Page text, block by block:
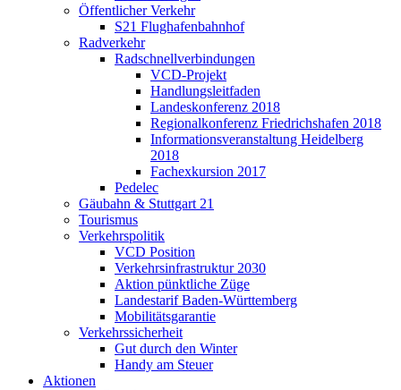
Öffentlicher Verkehr
S21 Flughafenbahnhof
Radverkehr
Radschnellverbindungen
VCD-Projekt
Handlungsleitfaden
Landeskonferenz 2018
Regionalkonferenz Friedrichshafen 2018
Informationsveranstaltung Heidelberg
2018
Fachexkursion 2017
Pedelec
Gäubahn & Stuttgart 21
Tourismus
Verkehrspolitik
VCD Position
Verkehrsinfrastruktur 2030
Aktion pünktliche Züge
Landestarif Baden-Württemberg
Mobilitätsgarantie
Verkehrssicherheit
Gut durch den Winter
Handy am Steuer
Aktionen